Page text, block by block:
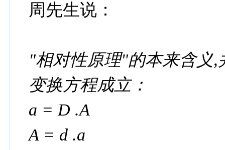
周先生说：
"相对性原理"的本来含义
变换方程成立：
a = D .A
A = d .a